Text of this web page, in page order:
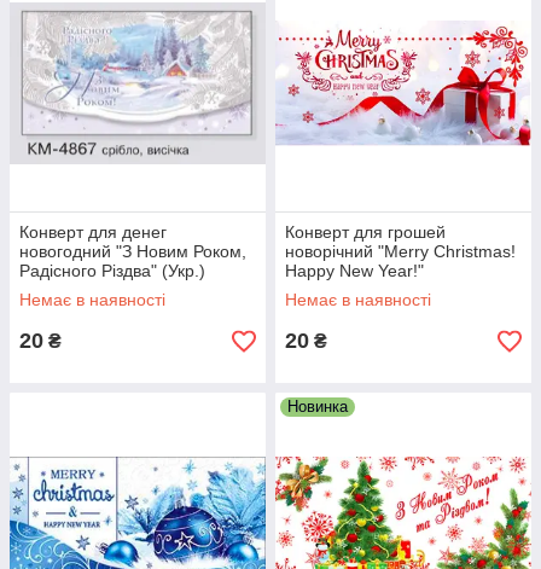
Конверт для денег
новогодний "З Новим Роком,
Радісного Різдва" (Укр.)
Немає в наявності
20 ₴
Конверт для грошей
новорічний "Merry Christmas!
Happy New Year!"
Немає в наявності
20 ₴
Новинка